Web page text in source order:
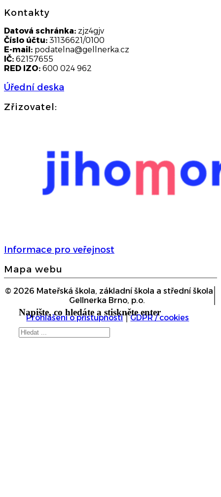
Kontakty
Datová schránka: zjz4gjv
Číslo účtu: 31136621/0100
E-mail: podatelna@gellnerka.cz
IČ: 62157655
RED IZO: 600 024 962
Úřední deska
Zřizovatel:
Informace pro veřejnost
Mapa webu
© 2026 Mateřská škola, základní škola a střední škola
Gellnerka Brno, p.o.
Prohlášení o přístupnosti
GDPR / cookies
Napište, co hledáte a stiskněte enter
Hledat